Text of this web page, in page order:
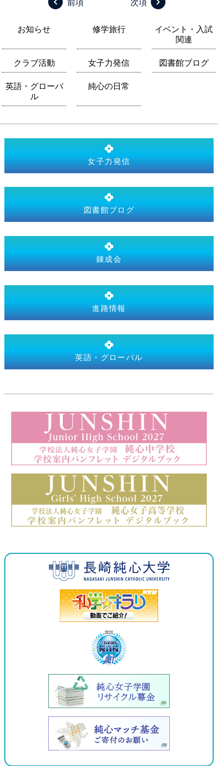
前項 次項
お知らせ 修学旅行
イベント・入試
関連
クラブ活動 女子力発信 図書館ブログ
英語・グローバ
ル
純心の日常
女子力発信
図書館ブログ
錬成会
進路情報
英語・グローバル